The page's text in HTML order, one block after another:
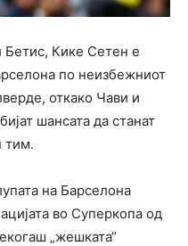
Кике Сетен е
по неизбежниот
откако Чави и
шансата да станат
тим.
на Барселона
во Суперкопа од
„жешката“